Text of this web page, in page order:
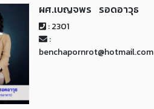
ผศ.เบญจพร รอดอาวุธ
: 2301
:
benchapornrot@hotmail.com